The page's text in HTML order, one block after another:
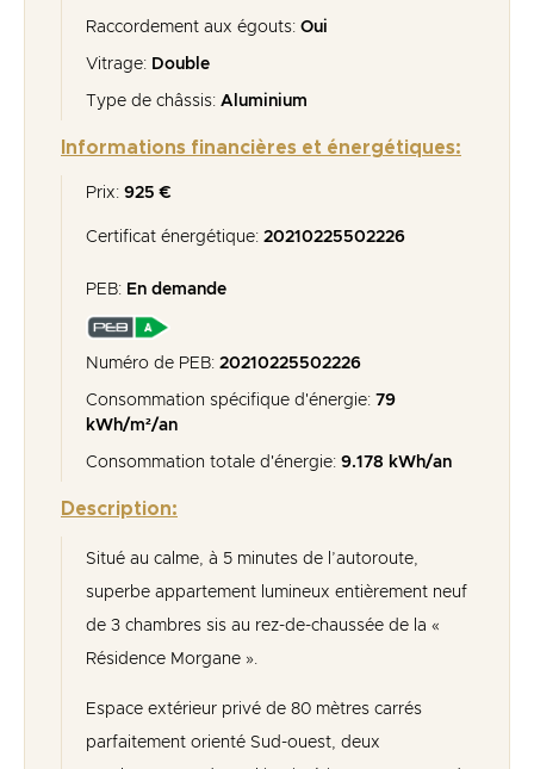
Raccordement aux égouts: Oui
Vitrage: Double
Type de châssis: Aluminium
Informations financières et énergétiques:
Prix: 925 €
Certificat énergétique: 20210225502226
PEB: En demande
Numéro de PEB: 20210225502226
Consommation spécifique d'énergie: 79
kWh/m²/an
Consommation totale d'énergie: 9.178 kWh/an
Description:
Situé au calme, à 5 minutes de l’autoroute,
superbe appartement lumineux entièrement neuf
de 3 chambres sis au rez-de-chaussée de la «
Résidence Morgane ».
Espace extérieur privé de 80 mètres carrés
parfaitement orienté Sud-ouest, deux